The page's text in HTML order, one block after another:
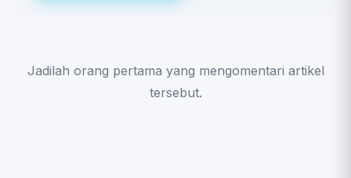
Jadilah orang pertama yang mengomentari artikel
tersebut.